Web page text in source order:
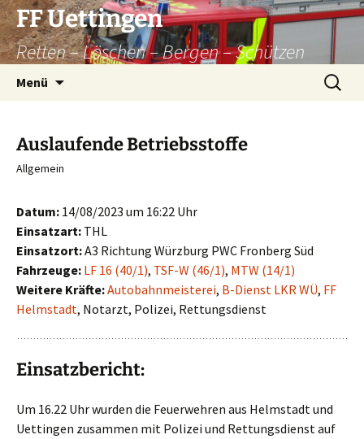
Zum
Inhalt
springen
FF Uettingen
Retten – Löschen – Bergen – Schützen
Menü
Suchen
nach:
Auslaufende Betriebsstoffe
Allgemein
Datum: 14/08/2023 um 16:22 Uhr
Einsatzart: THL
Einsatzort:A3 Richtung Würzburg PWC Fronberg Süd
Fahrzeuge: LF 16 (40/1), TSF-W (46/1), MTW (14/1)
Weitere Kräfte:Autobahnmeisterei, B-Dienst LKR WÜ, FF
Helmstadt, Notarzt, Polizei, Rettungsdienst
Einsatzbericht:
Um 16.22 Uhr wurden die Feuerwehren aus Helmstadt und
Uettingen zusammen mit Polizei und Rettungsdienst auf